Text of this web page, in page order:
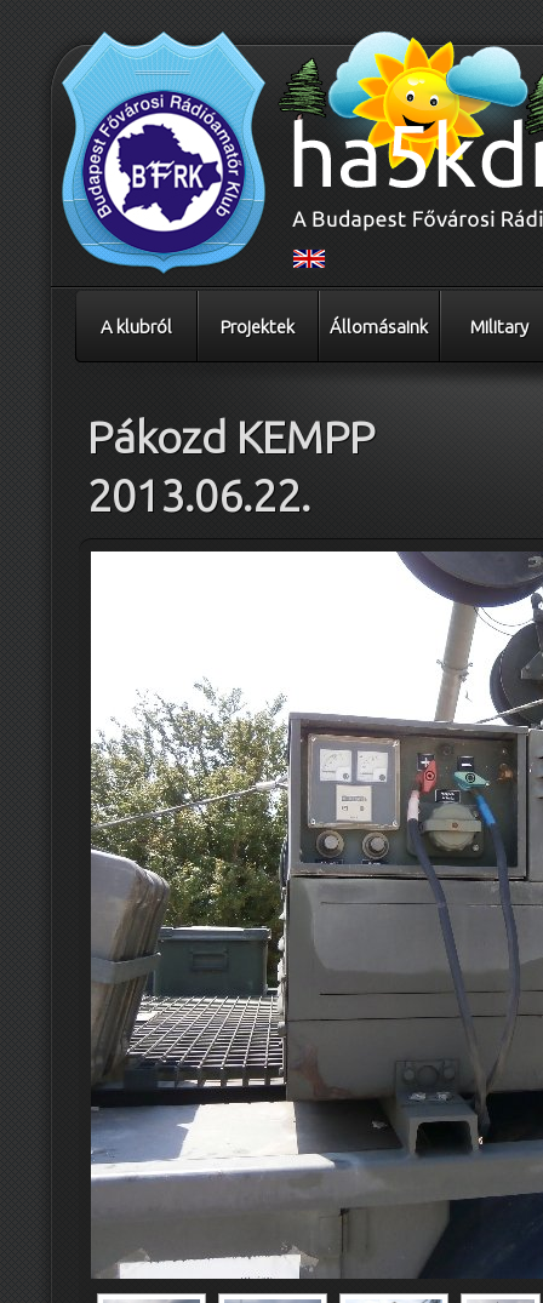
A klubról Projektek Állomásaink Military
Pákozd KEMPP
2013.06.22.